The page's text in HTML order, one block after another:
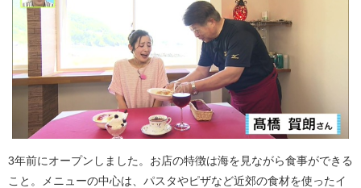
3年前にオープンしました。お店の特徴は海を見ながら食事ができる
こと。メニューの中心は、パスタやピザなど近郊の食材を使ったイ